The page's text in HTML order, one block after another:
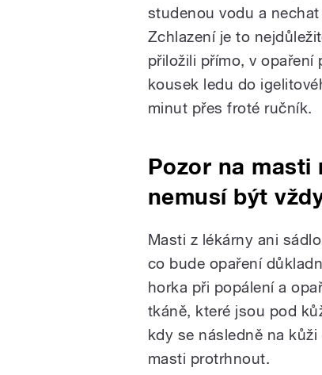
studenou vodu a
Zchlazení je to
přiložili přímo, v opaření
kousek ledu do
minut přes froté ručník.
Pozor na masti
nemusí být
Masti z lékárny ani
co bude opaření
horka při popálení a
tkáně, které jsou pod
kdy se následně na
masti protrhnout.